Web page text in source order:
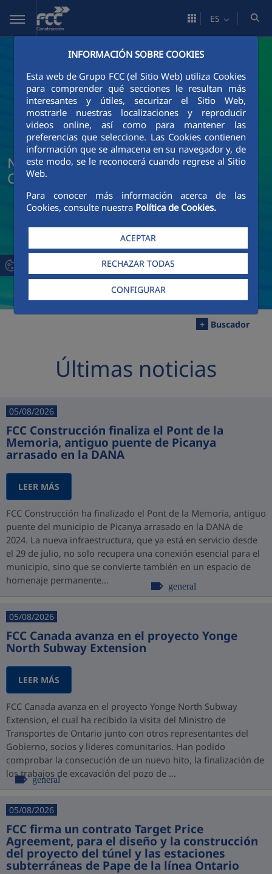
Saltar al contenido principal
INFORMACIÓN SOBRE COOKIES
Esta web de Grupo FCC (el Sitio Web) utiliza Cookies
para comprender qué secciones le resultan más
interesantes y útiles, securizar el Sitio Web,
mostrarle nuestras localizaciones y reproducir
videos online, así como para mantener las
preferencias que seleccione. Las Cookies contienen
información que se almacena en su navegador y, de
este modo, se le reconocerá cuando regrese al Sitio
Web.
Para conocer más información acerca de las
Cookies, consulte nuestra Política de Cookies.
ACEPTAR
RECHAZAR TODAS
CONFIGURAR
ES
Noticias y actualidad de FCC
Construcción
+ Buscador
Últimas noticias
05/08/2026
FCC Construcción finaliza el Pont de la
Memoria, antiguo puente de Picanya
arrasado en la DANA
LEER MÁS
FCC Construcción ha finalizado el Pont de la Memoria, antiguo
puente del municipio de Picanya arrasado en la DANA de
2024. La nueva infraestructura, que ya está en servicio desde
el 29 de julio, no solo recupera una conexión esencial para el
municipio, sino que se convierte también en un espacio de
homenaje permanente...
general
05/08/2026
FCC Canada avanza en el proyecto Yonge
North Subway Extension
LEER MÁS
FCC Canada avanza en el proyecto Yonge North Subway
Extension, el cual ha recibido la visita del Ministro de
Transportes de Ontario junto con otros representantes del
Gobierno, socios y lideres comunitarios. Han podido
comprobar la consecución de un nuevo hito, la finalización de
los trabajos de excavación del pozo de ...
general
05/08/2026
FCC firma un contrato Target Price
Agreement, para el diseño y la construcción
del proyecto del túnel y las estaciones
subterráneas de Pape de la línea Ontario